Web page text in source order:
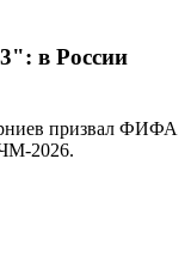
в России
призвал ФИФА
2026.